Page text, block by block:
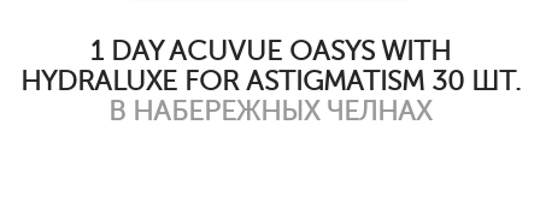
1 DAY ACUVUE OASYS WITH
HYDRALUXE FOR АSTIGMATISM 30 ШТ.
В НАБЕРЕЖНЫХ ЧЕЛНАХ